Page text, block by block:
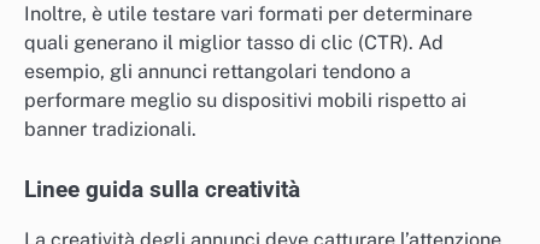
Inoltre, è utile testare vari formati per determinare
quali generano il miglior tasso di clic (CTR). Ad
esempio, gli annunci rettangolari tendono a
performare meglio su dispositivi mobili rispetto ai
banner tradizionali.
Linee guida sulla creatività